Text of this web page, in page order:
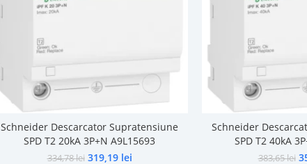
Schneider Descarcator Supratensiune
SPD T2 20kA 3P+N A9L15693
334,78lei 319,19 lei
Schneider
SPD T2 40kA
383,65lei